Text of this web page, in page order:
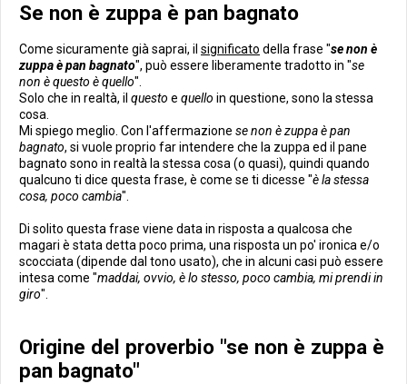
Se non è zuppa è pan bagnato
Come sicuramente già saprai, il significato della frase "se non è
zuppa è pan bagnato", può essere liberamente tradotto in "se
non è questo è quello".
Solo che in realtà, il questo e quello in questione, sono la stessa
cosa.
Mi spiego meglio. Con l'affermazione se non è zuppa è pan
bagnato, si vuole proprio far intendere che la zuppa ed il pane
bagnato sono in realtà la stessa cosa (o quasi), quindi quando
qualcuno ti dice questa frase, è come se ti dicesse "è la stessa
cosa, poco cambia".
Di solito questa frase viene data in risposta a qualcosa che
magari è stata detta poco prima, una risposta un po' ironica e/o
scocciata (dipende dal tono usato), che in alcuni casi può essere
intesa come "maddai, ovvio, è lo stesso, poco cambia, mi prendi in
giro".
Origine del proverbio "se non è zuppa è
pan bagnato"